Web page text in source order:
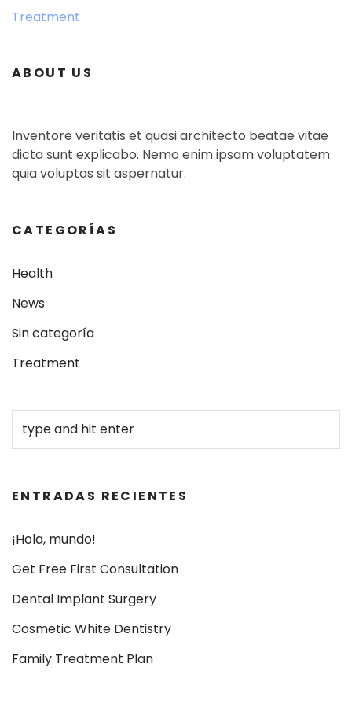
Treatment
ABOUT US
Inventore veritatis et quasi architecto beatae vitae
dicta sunt explicabo. Nemo enim ipsam voluptatem
quia voluptas sit aspernatur.
CATEGORÍAS
Health
News
Sin categoría
Treatment
ENTRADAS RECIENTES
¡Hola, mundo!
Get Free First Consultation
Dental Implant Surgery
Cosmetic White Dentistry
Family Treatment Plan